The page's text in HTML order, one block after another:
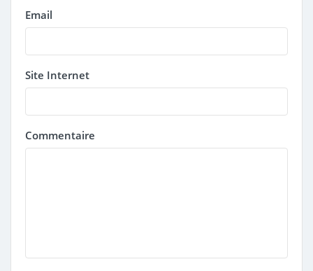
Email
Site Internet
Commentaire